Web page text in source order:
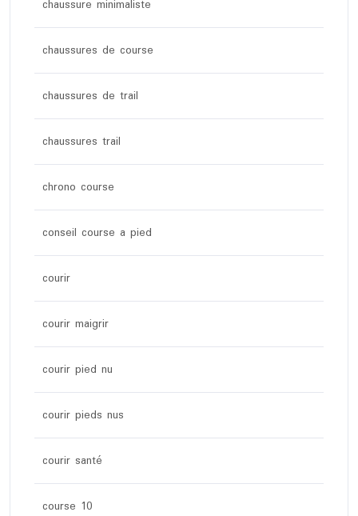
chaussure minimaliste
chaussures de course
chaussures de trail
chaussures trail
chrono course
conseil course a pied
courir
courir maigrir
courir pied nu
courir pieds nus
courir santé
course 10